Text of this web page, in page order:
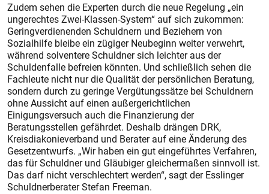
Zudem sehen die Experten durch die neue Regelung „ein
ungerechtes Zwei-Klassen-System“ auf sich zukommen:
Geringverdienenden Schuldnern und Beziehern von
Sozialhilfe bleibe ein zügiger Neubeginn weiter verwehrt,
während solventere Schuldner sich leichter aus der
Schuldenfalle befreien könnten. Und schließlich sehen die
Fachleute nicht nur die Qualität der persönlichen Beratung,
sondern durch zu ge­ringe Vergütungssätze bei Schuldnern
ohne Aussicht auf einen außergerichtlichen
Einigungsversuch auch die Finanzierung der
Beratungsstellen gefährdet. Deshalb drängen DRK,
Kreisdiakonieverband und Berater auf eine Änderung des
Gesetzentwurfs. „Wir haben ein gut eingeführtes Verfahren,
das für Schuldner und Gläubiger gleichermaßen sinnvoll ist.
Das darf nicht verschlechtert werden“, sagt der Esslinger
Schuldnerberater Stefan Freeman.